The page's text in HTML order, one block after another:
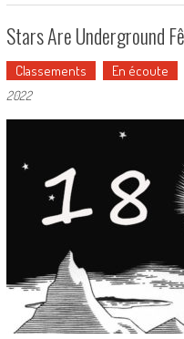
Stars Are Underground
Classements En écoute
2022